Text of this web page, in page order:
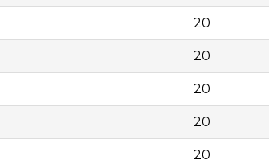
20
20
20
20
20